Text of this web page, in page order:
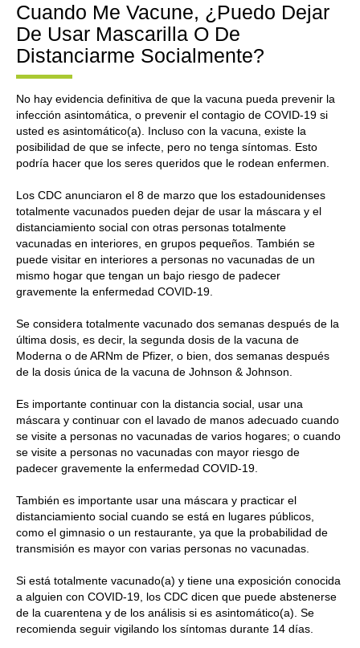
Cuando Me Vacune, ¿Puedo Dejar
De Usar Mascarilla O De
Distanciarme Socialmente?
No hay evidencia definitiva de que la vacuna pueda prevenir la
infección asintomática, o prevenir el contagio de COVID-19 si
usted es asintomático(a). Incluso con la vacuna, existe la
posibilidad de que se infecte, pero no tenga síntomas. Esto
podría hacer que los seres queridos que le rodean enfermen.
Los CDC anunciaron el 8 de marzo que los estadounidenses
totalmente vacunados pueden dejar de usar la máscara y el
distanciamiento social con otras personas totalmente
vacunadas en interiores, en grupos pequeños. También se
puede visitar en interiores a personas no vacunadas de un
mismo hogar que tengan un bajo riesgo de padecer
gravemente la enfermedad COVID-19.
Se considera totalmente vacunado dos semanas después de la
última dosis, es decir, la segunda dosis de la vacuna de
Moderna o de ARNm de Pfizer, o bien, dos semanas después
de la dosis única de la vacuna de Johnson & Johnson.
Es importante continuar con la distancia social, usar una
máscara y continuar con el lavado de manos adecuado cuando
se visite a personas no vacunadas de varios hogares; o cuando
se visite a personas no vacunadas con mayor riesgo de
padecer gravemente la enfermedad COVID-19.
También es importante usar una máscara y practicar el
distanciamiento social cuando se está en lugares públicos,
como el gimnasio o un restaurante, ya que la probabilidad de
transmisión es mayor con varias personas no vacunadas.
Si está totalmente vacunado(a) y tiene una exposición conocida
a alguien con COVID-19, los CDC dicen que puede abstenerse
de la cuarentena y de los análisis si es asintomático(a). Se
recomienda seguir vigilando los síntomas durante 14 días.